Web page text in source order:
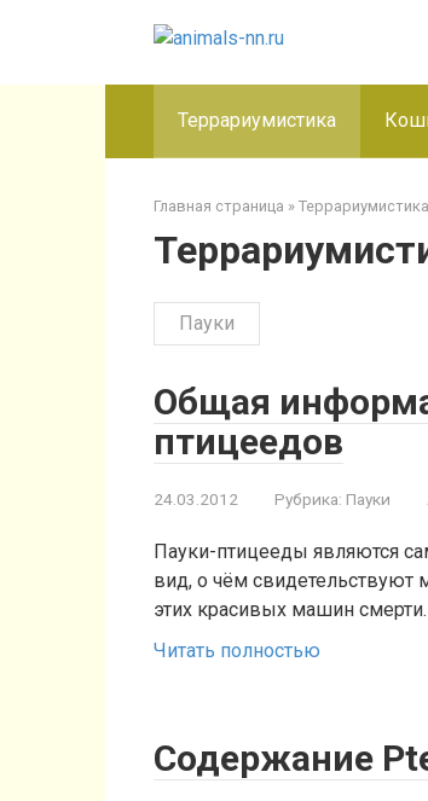
Террариумистика
Главная страница » Террариумистика
Пауки
Общая
птицеедов
24.03.2012 Рубрика: Пауки
Пауки-птицееды являются
вид, о чём свидетельствуют
этих красивых машин
Читать полностью
Содержание